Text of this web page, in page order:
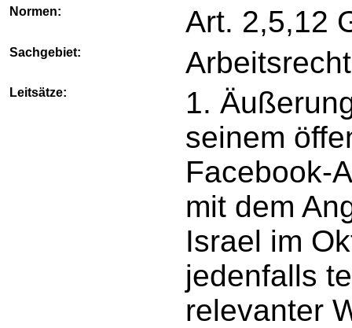
Normen: Art. 2,5,12
Sachgebiet: Arbeitsrecht
Leitsätze:
1.
seinem
Facebook-
mit dem
Israel im
jedenfalls
relevanter